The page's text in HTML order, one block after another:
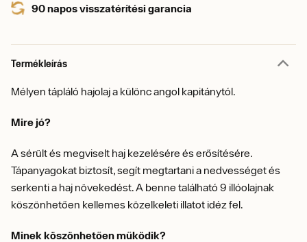
90 napos visszatérítési garancia
Termékleírás
Mélyen tápláló hajolaj a különc angol kapitánytól.
Mire jó?
A sérült és megviselt haj kezelésére és erősítésére.
Tápanyagokat biztosít, segít megtartani a nedvességet és
serkenti a haj növekedést. A benne található 9 illóolajnak
köszönhetően kellemes közelkeleti illatot idéz fel.
Minek köszönhetően működik?